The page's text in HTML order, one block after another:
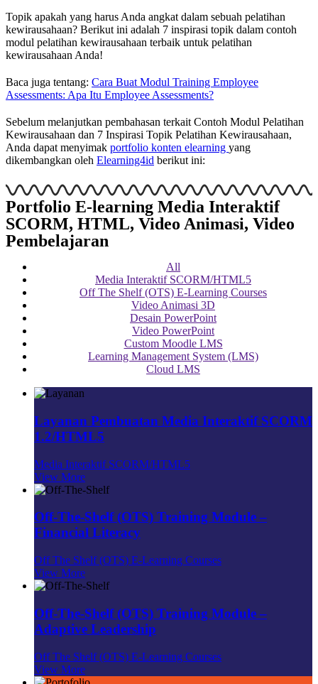
Topik apakah yang harus Anda angkat dalam sebuah pelatihan
kewirausahaan? Berikut ini adalah 7 inspirasi topik dalam contoh
modul pelatihan kewirausahaan terbaik untuk pelatihan
kewirausahaan Anda!
Baca juga tentang: Cara Buat Modul Training Employee
Assessments: Apa Itu Employee Assessments?
Sebelum melanjutkan pembahasan terkait Contoh Modul Pelatihan
Kewirausahaan dan 7 Inspirasi Topik Pelatihan Kewirausahaan,
Anda dapat menyimak portfolio konten elearning yang
dikembangkan oleh Elearning4id berikut ini:
Portfolio E-learning Media Interaktif
SCORM, HTML, Video Animasi, Video
Pembelajaran
All
Media Interaktif SCORM/HTML5
Off The Shelf (OTS) E-Learning Courses
Video Animasi 3D
Desain PowerPoint
Video PowerPoint
Custom Moodle LMS
Learning Management System (LMS)
Cloud LMS
Layanan Pembuatan Media Interaktif SCORM
1.2/HTML5
Media Interaktif SCORM/HTML5
View More
Off-The-Shelf (OTS) Training Module –
Financial Literacy
Off The Shelf (OTS) E-Learning Courses
View More
Off-The-Shelf (OTS) Training Module –
Adaptive Leadership
Off The Shelf (OTS) E-Learning Courses
View More